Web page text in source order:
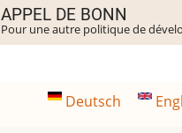
APPEL DE BONN
Pour une autre politique de
Deutsch